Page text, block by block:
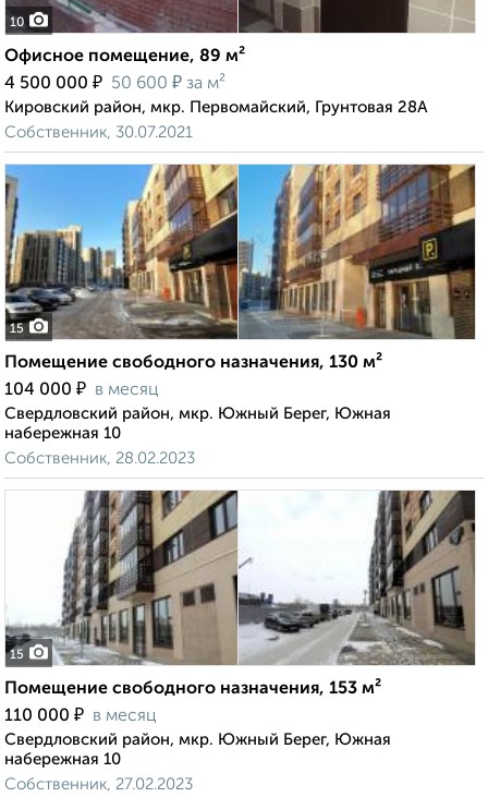
10
Офисное помещение, 89 м²
4 500 000 ₽ 50 600 ₽ за м²
Кировский район, мкр. Первомайский, Грунтовая 28А
Собственник, 30.07.2021
15
Помещение свободного назначения, 130 м²
104 000 ₽ в месяц
Свердловский район, мкр. Южный Берег, Южная
набережная 10
Собственник, 28.02.2023
15
Помещение свободного назначения, 153 м²
110 000 ₽ в месяц
Свердловский район, мкр. Южный Берег, Южная
набережная 10
Собственник, 27.02.2023